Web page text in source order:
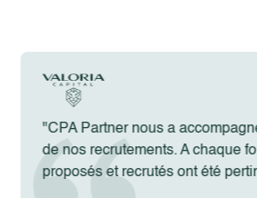
"CPA Partner nous a
de nos recrutements. A chaque
proposés et recrutés ont été